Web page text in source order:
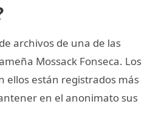
archivos de una de las
Mossack Fonseca. Los
ellos están registrados más
en el anonimato sus